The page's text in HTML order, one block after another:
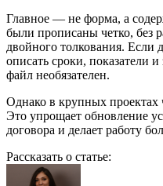
Главное — не форма, а
были прописаны четко, без
двойного толкования. Если
описать сроки, показатели
файл необязателен.
Однако в крупных проектах
Это упрощает обновление
договора и делает работу
Рассказать о статье: